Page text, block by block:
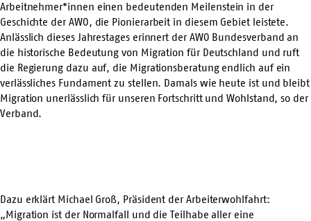
Arbeitnehmer*innen einen bedeutenden Meilenstein in der
Geschichte der AWO, die Pionierarbeit in diesem Gebiet leistete.
Anlässlich dieses Jahrestages erinnert der AWO Bundesverband an
die historische Bedeutung von Migration für Deutschland und ruft
die Regierung dazu auf, die Migrationsberatung endlich auf ein
verlässliches Fundament zu stellen. Damals wie heute ist und bleibt
Migration unerlässlich für unseren Fortschritt und Wohlstand, so der
Verband.
Dazu erklärt Michael Groß, Präsident der Arbeiterwohlfahrt:
„Migration ist der Normalfall und die Teilhabe aller eine